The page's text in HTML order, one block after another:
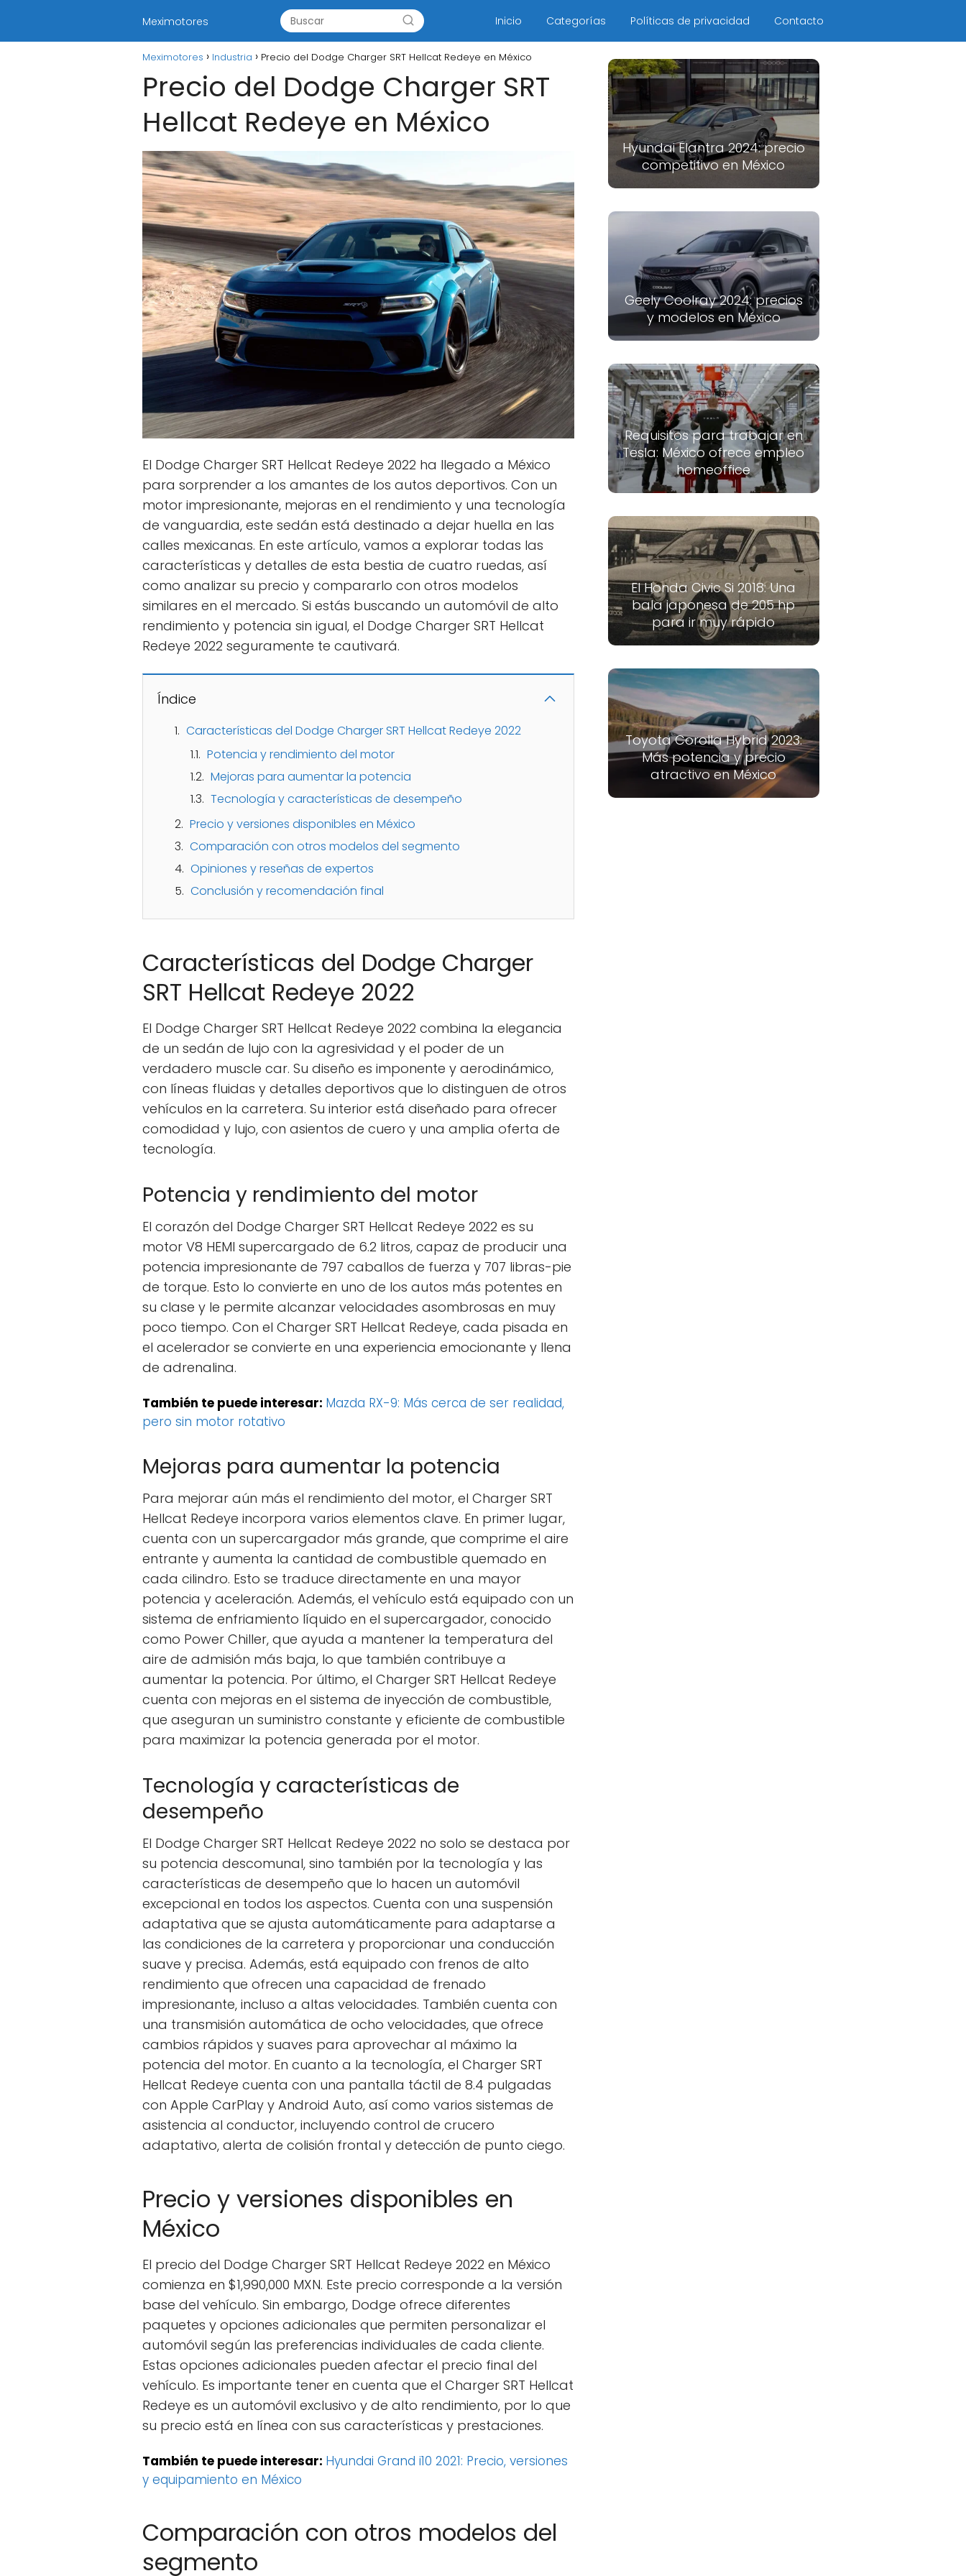
Meximotores Inicio Categorías Políticas de privacidad Contacto
Meximotores Industria Precio del Dodge Charger SRT Hellcat Redeye en México
Precio del Dodge Charger SRT
Hellcat Redeye en México
El Dodge Charger SRT Hellcat Redeye 2022 ha llegado a México
para sorprender a los amantes de los autos deportivos. Con un
motor impresionante, mejoras en el rendimiento y una tecnología
de vanguardia, este sedán está destinado a dejar huella en las
calles mexicanas. En este artículo, vamos a explorar todas las
características y detalles de esta bestia de cuatro ruedas, así
como analizar su precio y compararlo con otros modelos
similares en el mercado. Si estás buscando un automóvil de alto
rendimiento y potencia sin igual, el Dodge Charger SRT Hellcat
Redeye 2022 seguramente te cautivará.
Índice
Características del Dodge Charger SRT Hellcat Redeye 2022
Potencia y rendimiento del motor
Mejoras para aumentar la potencia
Tecnología y características de desempeño
Precio y versiones disponibles en México
Comparación con otros modelos del segmento
Opiniones y reseñas de expertos
Conclusión y recomendación final
Características del Dodge Charger
SRT Hellcat Redeye 2022
El Dodge Charger SRT Hellcat Redeye 2022 combina la elegancia
de un sedán de lujo con la agresividad y el poder de un
verdadero muscle car. Su diseño es imponente y aerodinámico,
con líneas fluidas y detalles deportivos que lo distinguen de otros
vehículos en la carretera. Su interior está diseñado para ofrecer
comodidad y lujo, con asientos de cuero y una amplia oferta de
tecnología.
Potencia y rendimiento del motor
El corazón del Dodge Charger SRT Hellcat Redeye 2022 es su
motor V8 HEMI supercargado de 6.2 litros, capaz de producir una
potencia impresionante de 797 caballos de fuerza y 707 libras-pie
de torque. Esto lo convierte en uno de los autos más potentes en
su clase y le permite alcanzar velocidades asombrosas en muy
poco tiempo. Con el Charger SRT Hellcat Redeye, cada pisada en
el acelerador se convierte en una experiencia emocionante y llena
de adrenalina.
También te puede interesar: Mazda RX-9: Más cerca de ser realidad,
pero sin motor rotativo
Mejoras para aumentar la potencia
Para mejorar aún más el rendimiento del motor, el Charger SRT
Hellcat Redeye incorpora varios elementos clave. En primer lugar,
cuenta con un supercargador más grande, que comprime el aire
entrante y aumenta la cantidad de combustible quemado en
cada cilindro. Esto se traduce directamente en una mayor
potencia y aceleración. Además, el vehículo está equipado con un
sistema de enfriamiento líquido en el supercargador, conocido
como Power Chiller, que ayuda a mantener la temperatura del
aire de admisión más baja, lo que también contribuye a
aumentar la potencia. Por último, el Charger SRT Hellcat Redeye
cuenta con mejoras en el sistema de inyección de combustible,
que aseguran un suministro constante y eficiente de combustible
para maximizar la potencia generada por el motor.
Tecnología y características de
desempeño
El Dodge Charger SRT Hellcat Redeye 2022 no solo se destaca por
su potencia descomunal, sino también por la tecnología y las
características de desempeño que lo hacen un automóvil
excepcional en todos los aspectos. Cuenta con una suspensión
adaptativa que se ajusta automáticamente para adaptarse a
las condiciones de la carretera y proporcionar una conducción
suave y precisa. Además, está equipado con frenos de alto
rendimiento que ofrecen una capacidad de frenado
impresionante, incluso a altas velocidades. También cuenta con
una transmisión automática de ocho velocidades, que ofrece
cambios rápidos y suaves para aprovechar al máximo la
potencia del motor. En cuanto a la tecnología, el Charger SRT
Hellcat Redeye cuenta con una pantalla táctil de 8.4 pulgadas
con Apple CarPlay y Android Auto, así como varios sistemas de
asistencia al conductor, incluyendo control de crucero
adaptativo, alerta de colisión frontal y detección de punto ciego.
Precio y versiones disponibles en
México
El precio del Dodge Charger SRT Hellcat Redeye 2022 en México
comienza en $1,990,000 MXN. Este precio corresponde a la versión
base del vehículo. Sin embargo, Dodge ofrece diferentes
paquetes y opciones adicionales que permiten personalizar el
automóvil según las preferencias individuales de cada cliente.
Estas opciones adicionales pueden afectar el precio final del
vehículo. Es importante tener en cuenta que el Charger SRT Hellcat
Redeye es un automóvil exclusivo y de alto rendimiento, por lo que
su precio está en línea con sus características y prestaciones.
También te puede interesar: Hyundai Grand i10 2021: Precio, versiones
y equipamiento en México
Comparación con otros modelos del
segmento
Hyundai Elantra 2024: precio
competitivo en México
Geely Coolray 2024: precios
y modelos en México
Requisitos para trabajar en
Tesla: México ofrece empleo
homeoffice
El Honda Civic Si 2018: Una
bala japonesa de 205 hp
para ir muy rápido
Toyota Corolla Hybrid 2023:
Más potencia y precio
atractivo en México